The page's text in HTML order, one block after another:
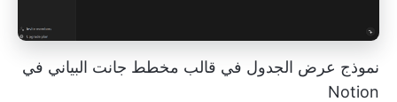
نموذج عرض الجدول في قالب مخطط جانت البياني في
Notion